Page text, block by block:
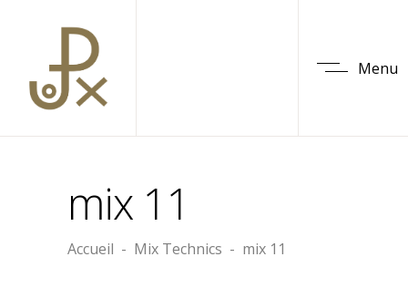
Menu
mix 11
Accueil - Mix Technics - mix 11